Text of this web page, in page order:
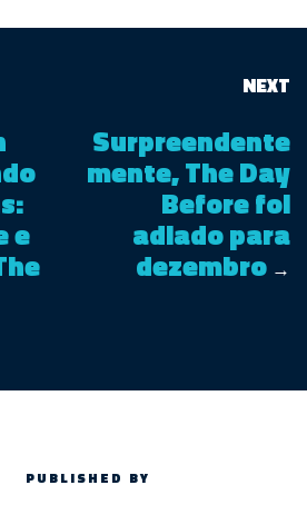
e
NEXT
Surpreendente
mente, The Day
Before foi
adiado para
dezembro →
PUBLISHED BY